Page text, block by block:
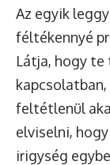
Az egyik
féltékennyé
Látja, hogy te
feltétlenül
elviselni, hogy
irigység